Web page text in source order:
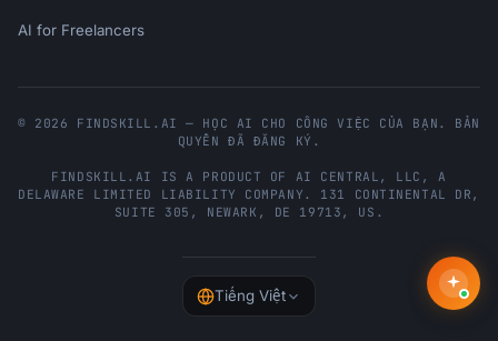
AI for Freelancers
© 2026 FINDSKILL.AI — HỌC AI CHO CÔNG VIỆC CỦA BẠN. BẢN
QUYỀN ĐÃ ĐĂNG KÝ.
FINDSKILL.AI IS A PRODUCT OF AI CENTRAL, LLC , A
DELAWARE LIMITED LIABILITY COMPANY. 131 CONTINENTAL DR,
SUITE 305 , NEWARK , DE 19713 , US .
Tiếng Việt